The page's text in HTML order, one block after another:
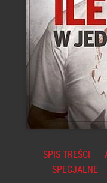
SPIS TREŚCI
SPECJALNE